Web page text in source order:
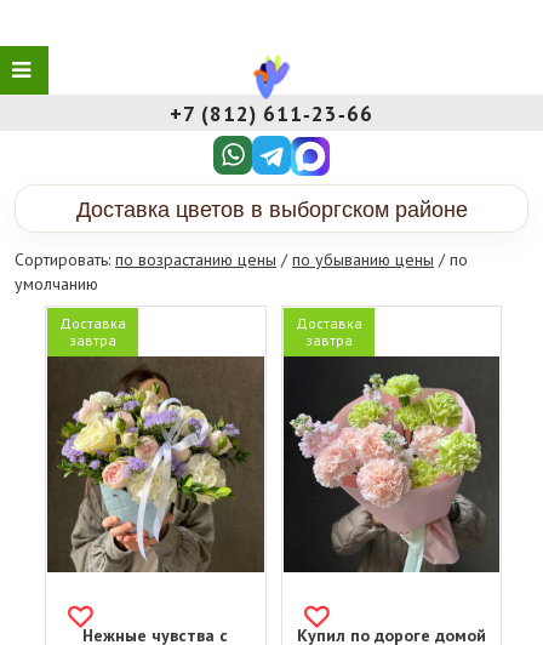
+7 (812) 611‑23‑66
Доставка цветов в выборгском районе
Сортировать: по возрастанию цены /по убыванию цены / по
умолчанию
Доставка
завтра
Нежные чувства с
Доставка
завтра
Купил по дороге домой